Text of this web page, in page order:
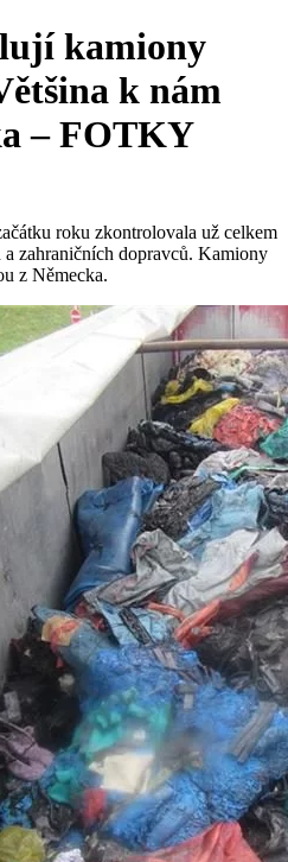
kamiony
k nám
– FOTKY
roku zkontrolovala už celkem
zahraničních dopravců. Kamiony
z Německa.